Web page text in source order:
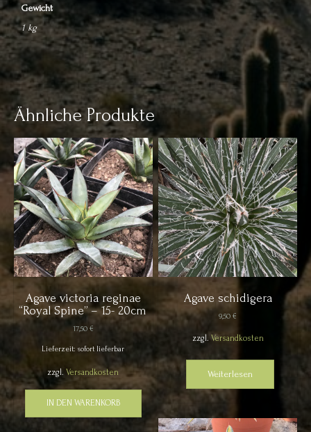
Gewicht
1 kg
Ähnliche Produkte
Agave victoria reginae
“Royal Spine” – 15- 20cm
17,50 €
Lieferzeit: sofort lieferbar
zzgl.Versandkosten
IN DEN WARENKORB
Agave schidigera
9,50€
zzgl.Versandkosten
Weiterlesen